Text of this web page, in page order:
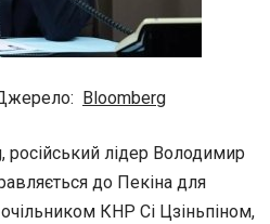
Bloomberg
лідер Володимир
до Пекіна для
КНР Сі Цзіньпіном,